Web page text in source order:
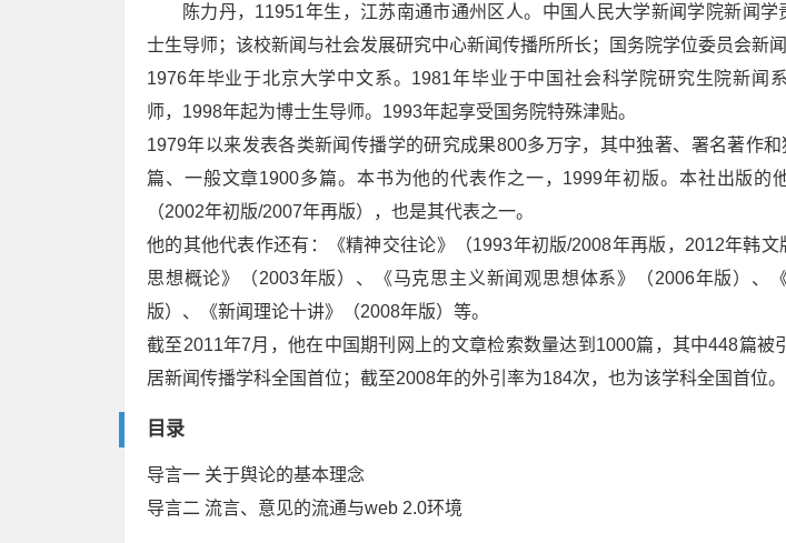
陈力丹，11951年生，江苏南通市通州区人。中国人民大学新闻学院新闻
士生导师；该校新闻与社会发展研究中心新闻传播所所长；国务院学位委员会新
1976年毕业于北京大学中文系。1981年毕业于中国社会科学院研究生院新闻
师，1998年起为博士生导师。1993年起享受国务院特殊津贴。
1979年以来发表各类新闻传播学的研究成果800多万字，其中独著、署名著作
篇、一般文章1900多篇。本书为他的代表作之一，1999年初版。本社出版的
（2002年初版/2007年再版），也是其代表之一。
他的其他代表作还有：《精神交往论》（1993年初版/2008年再版，2012年韩文
思想概论》（2003年版）、《马克思主义新闻观思想体系》（2006年版）、
版）、《新闻理论十讲》（2008年版）等。
截至2011年7月，他在中国期刊网上的文章检索数量达到1000篇，其中448篇被
居新闻传播学科全国首位；截至2008年的外引率为184次，也为该学科全国首位。
目录
导言一 关于舆论的基本理念
导言二 流言、意见的流通与web 2.0环境